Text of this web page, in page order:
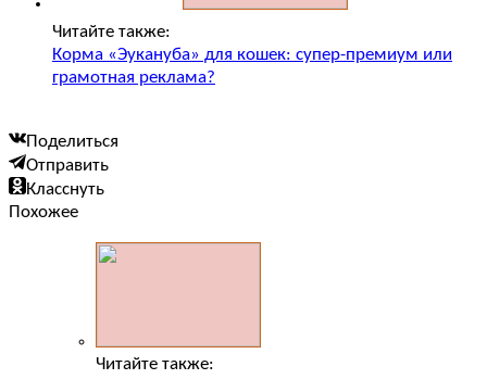
Читайте также:
Корма «Эукануба» для кошек: супер-премиум или
грамотная реклама?
Поделиться
Отправить
Класснуть
Похожее
Читайте также: